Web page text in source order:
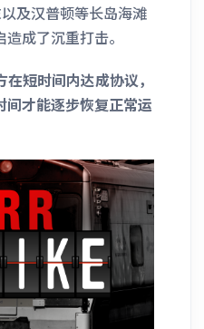
及汉普顿等长岛海滩
成了沉重打击。
短时间内达成协议，
间才能逐步恢复正常运